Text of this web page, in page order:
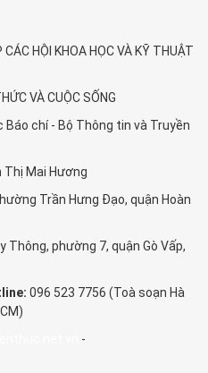
CÁC HỘI KHOA HỌC VÀ KỸ THUẬT
VÀ CUỘC SỐNG
Báo chí - Bộ Thông tin và Truyền
Thị Mai Hương
Trần Hưng Đạo, quận Hoàn
Thông, phường 7, quận Gò Vấp,
096 523 7756 (Toà soạn Hà
-